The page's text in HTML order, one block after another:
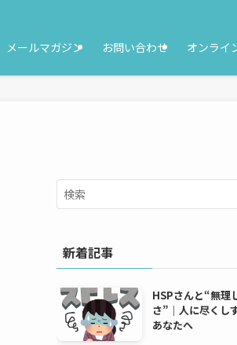
メールマガジン お問い合わせ オンライ
新着記事
HSPさんと“無理
さ”｜人に尽くし
あなたへ